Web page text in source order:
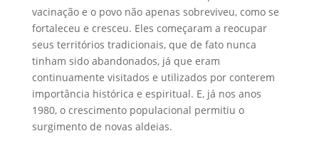
vacinação e o povo não apenas sobreviveu, como se
fortaleceu e cresceu. Eles começaram a reocupar
seus territórios tradicionais, que de fato nunca
tinham sido abandonados, já que eram
continuamente visitados e utilizados por conterem
importância histórica e espiritual. E, já nos anos
1980, o crescimento populacional permitiu o
surgimento de novas aldeias.